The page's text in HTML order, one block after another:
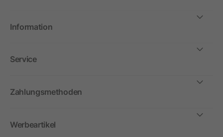
Information
Service
Zahlungsmethoden
Werbeartikel